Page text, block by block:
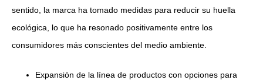
sentido, la marca ha tomado medidas para reducir su huella
ecológica, lo que ha resonado positivamente entre los
consumidores más conscientes del medio ambiente.
Expansión de la línea de productos con opciones para